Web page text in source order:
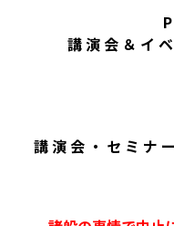
講演会＆イ
講演会・セミナ